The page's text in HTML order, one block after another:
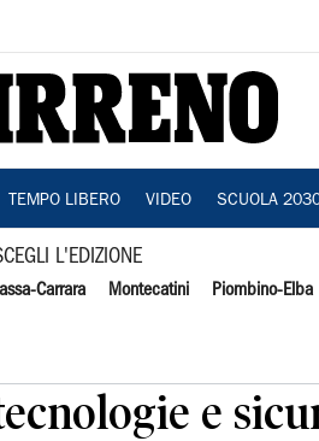
TEMPO LIBERO VIDEO SCUOLA
L'EDIZIONE
Carrara Montecatini Piombino-Elba
e